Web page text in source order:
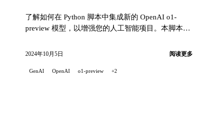
了解如何在 Python 脚本中集成新的 OpenAI o1-
preview 模型，以增强您的人工智能项目。本脚本向
2024年10月5日 阅读更多
GenAI OpenAI o1-preview +2